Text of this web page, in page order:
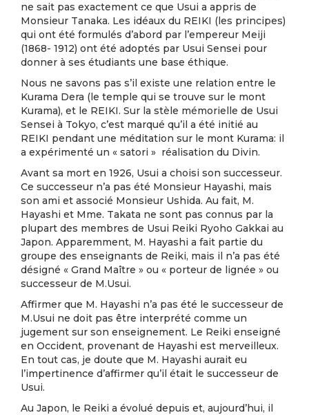
ne sait pas exactement ce que Usui a appris de
Monsieur Tanaka. Les idéaux du REIKI (les principes)
qui ont été formulés d’abord par l’empereur Meiji
(1868- 1912) ont été adoptés par Usui Sensei pour
donner à ses étudiants une base éthique.
Nous ne savons pas s’il existe une relation entre le
Kurama Dera (le temple qui se trouve sur le mont
Kurama), et le REIKI. Sur la stèle mémorielle de Usui
Sensei à Tokyo, c’est marqué qu’il a été initié au
REIKI pendant une méditation sur le mont Kurama: il
a expérimenté un « satori » réalisation du Divin.
Avant sa mort en 1926, Usui a choisi son successeur.
Ce successeur n’a pas été Monsieur Hayashi, mais
son ami et associé Monsieur Ushida. Au fait, M.
Hayashi et Mme. Takata ne sont pas connus par la
plupart des membres de Usui Reiki Ryoho Gakkai au
Japon. Apparemment, M. Hayashi a fait partie du
groupe des enseignants de Reiki, mais il n’a pas été
désigné « Grand Maître » ou « porteur de lignée » ou
successeur de M.Usui.
Affirmer que M. Hayashi n’a pas été le successeur de
M.Usui ne doit pas être interprété comme un
jugement sur son enseignement. Le Reiki enseigné
en Occident, provenant de Hayashi est merveilleux.
En tout cas, je doute que M. Hayashi aurait eu
l’impertinence d’affirmer qu’il était le successeur de
Usui.
Au Japon, le Reiki a évolué depuis et, aujourd’hui, il